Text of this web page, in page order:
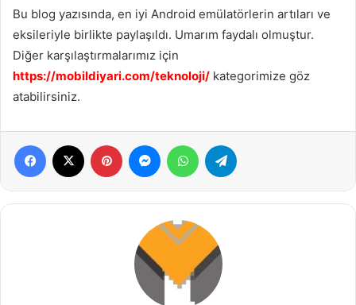
Bu blog yazısında, en iyi Android emülatörlerin artıları ve
eksileriyle birlikte paylaşıldı. Umarım faydalı olmuştur.
Diğer karşılaştırmalarımız için
https://mobildiyari.com/teknoloji/ kategorimize göz
atabilirsiniz.
Facebook Pinterest MessengerWhatsApp